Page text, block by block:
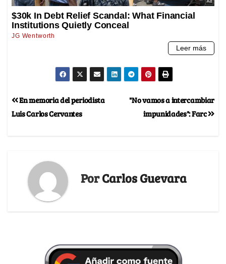
"No vamos a intercambiar
impunidades": Farc
En memoria del periodista
Luis Carlos Cervantes
PorCarlos Guevara